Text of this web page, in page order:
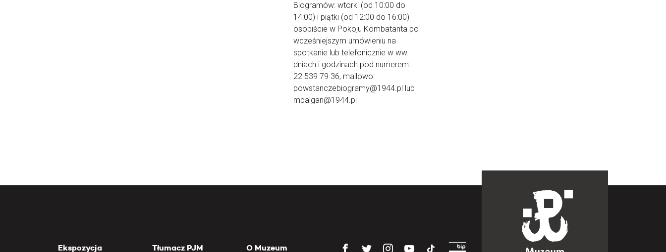
Biogramów: wtorki (od 10:00 do
14:00) i piątki (od 12:00 do 16:00)
osobiście w Pokoju Kombatanta po
wcześniejszym umówieniu na
spotkanie lub telefonicznie w ww.
dniach i godzinach pod numerem:
22 539 79 36, mailowo:
powstanczebiogramy@1944.pl lub
mpalgan@1944.pl
Ekspozycja Tłumacz PJM O Muzeum